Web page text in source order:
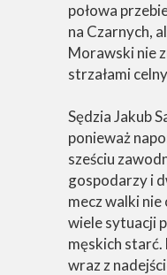
połowa
na Czarnych,
Morawski nie
strzałami
Sędzia Jakub
ponieważ
sześciu
gospodarzy i
mecz walki
wiele sytuacji
męskich starć.
wraz z